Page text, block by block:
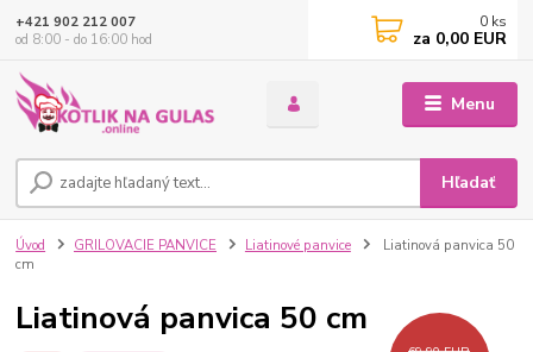
Menu
Hľadať
+421 902 212 007
od 8:00 - do 16:00 hod
0 ks
za 0,00 EUR
Úvod GRILOVACIE PANVICE Liatinové panvice
Liatinová panvica 50
cm
Liatinová panvica 50 cm